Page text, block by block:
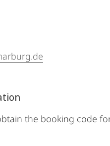
the booking code